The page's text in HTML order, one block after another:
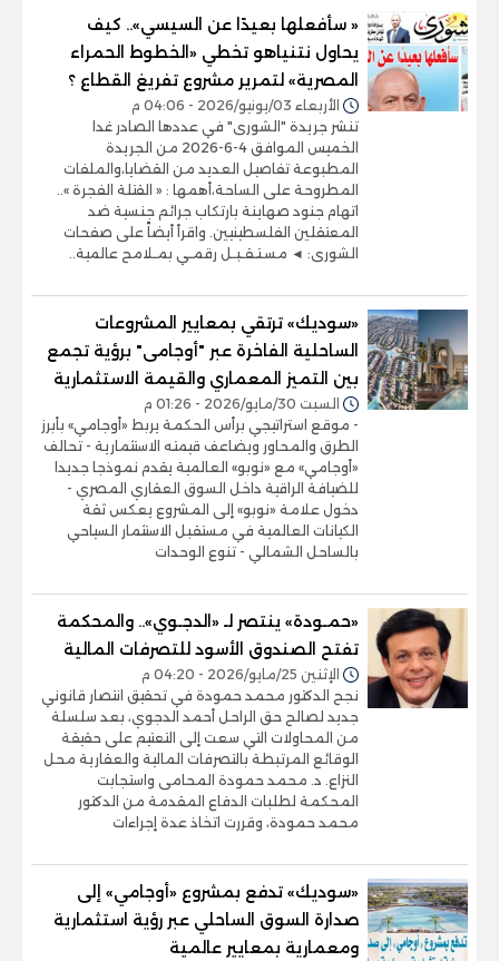
« سأفعلها بعيدًا عن السيسي».. كيف
يحاول نتنياهو تخطي «الخطوط الحمراء
المصرية» لتمرير مشروع تفريغ القطاع ؟
الأربعاء 03/يونيو/2026 - 04:06 م
تنشر جريدة "الشورى" في عددها الصادر غدا
الخميس الموافق 4-6-2026 من الجريدة
المطبوعة تفاصيل العديد من القضايا،والملفات
المطروحة على الساحة،أهمها : « القتلة الفجرة »..
اتهام جنود صهاينة بارتكاب جرائم جنسية ضد
المعتقلين الفلسطينيين. واقرأ أيضاً على صفحات
الشورى: ◄ مسـتـقـبـل رقمـي بمـلامح عالمية..
«سوديك» ترتقي بمعايير المشروعات
الساحلية الفاخرة عبر "أوجامى" برؤية تجمع
بين التميز المعماري والقيمة الاستثمارية
السبت 30/مايو/2026 - 01:26 م
- موقع استراتيجي برأس الحكمة يربط «أوجامي» بأبرز
الطرق والمحاور ويضاعف قيمته الاستثمارية - تحالف
«أوجامي» مع «نوبو» العالمية يقدم نموذجا جديدا
للضيافة الراقية داخل السوق العقاري المصري -
دخول علامة «نوبو» إلى المشروع يعكس ثقة
الكيانات العالمية في مستقبل الاستثمار السياحي
بالساحل الشمالي - تنوع الوحدات
«حمـودة» ينتصر لـ «الدجـوي».. والمحكمة
تفتح الصندوق الأسود للتصرفات المالية
الإثنين 25/مايو/2026 - 04:20 م
نجح الدكتور محمد حمودة في تحقيق انتصار قانوني
جديد لصالح حق الراحل أحمد الدجوي، بعد سلسلة
من المحاولات التي سعت إلى التعتيم على حقيقة
الوقائع المرتبطة بالتصرفات المالية والعقارية محل
النزاع. د. محمد حمودة المحامى واستجابت
المحكمة لطلبات الدفاع المقدمة من الدكتور
محمد حمودة، وقررت اتخاذ عدة إجراءات
«سوديك» تدفع بمشروع «أوجامي» إلى
صدارة السوق الساحلي عبر رؤية استثمارية
ومعمارية بمعايير عالمية